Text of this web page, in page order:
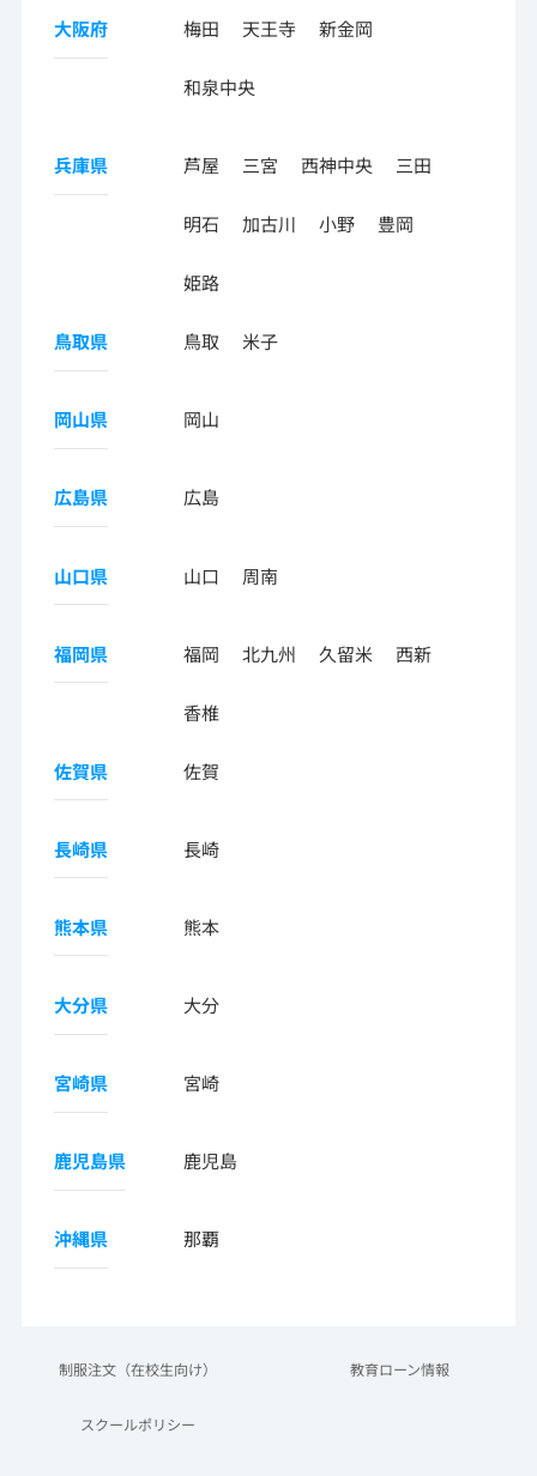
大阪府 梅田 天王寺 新金岡
和泉中央
兵庫県 芦屋 三宮 西神中央 三田
明石 加古川 小野 豊岡
姫路
鳥取県 鳥取 米子
岡山県 岡山
広島県 広島
山口県 山口 周南
福岡県 福岡 北九州 久留米 西新
香椎
佐賀県 佐賀
長崎県 長崎
熊本県 熊本
大分県 大分
宮崎県 宮崎
鹿児島県 鹿児島
沖縄県 那覇
制服注文（在校生向け） 教育ローン情報
スクールポリシー